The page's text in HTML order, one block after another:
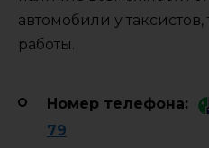
автомобили у
работы.
Номер телефона:
79